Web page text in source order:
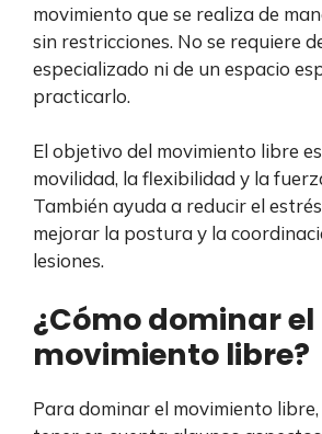
movimiento que se realiza de
sin restricciones. No se requiere
especializado ni de un espacio
practicarlo.
El objetivo del movimiento libre
movilidad, la flexibilidad y la
También ayuda a reducir el
mejorar la postura y la
lesiones.
¿Cómo dominar el
movimiento libre?
Para dominar el movimiento